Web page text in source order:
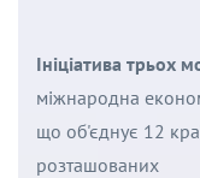
Ініціатива трьох
міжнародна
що об'єднує 12
розташованих